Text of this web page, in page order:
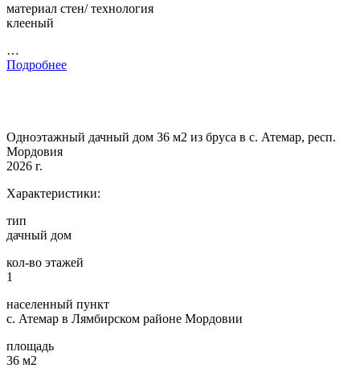
материал стен/ технология
клееный
…
Подробнее
Одноэтажный дачный дом 36 м2 из бруса в с. Атемар, респ.
Мордовия
2026 г.
Характеристики:
тип
дачный дом
кол-во этажей
1
населенный пункт
с. Атемар в Лямбирском районе Мордовии
площадь
36 м2